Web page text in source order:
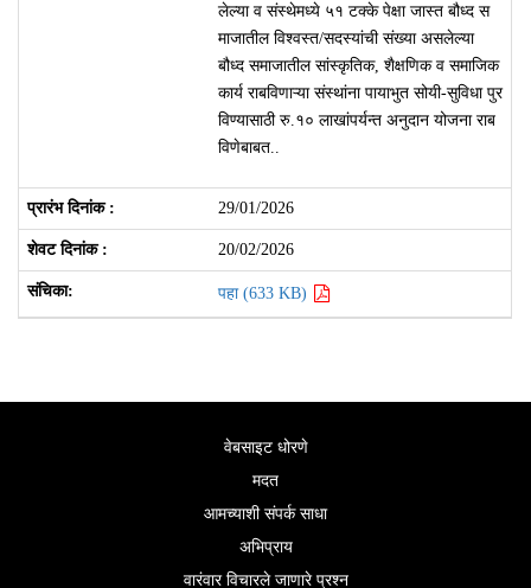
लेल्या व संस्थेमध्ये ५१ टक्के पेक्षा जास्त बौध्द स
माजातील विश्वस्त/सदस्यांची संख्या असलेल्या
बौध्द समाजातील सांस्कृतिक, शैक्षणिक व समाजिक
कार्य राबविणाऱ्या संस्थांना पायाभुत सोयी-सुविधा पुर
विण्यासाठी रु.१० लाखांपर्यन्त अनुदान योजना राब
विणेबाबत..
29/01/2026
20/02/2026
पहा (633 KB)
वेबसाइट धोरणे
मदत
आमच्याशी संपर्क साधा
अभिप्राय
वारंवार विचारले जाणारे प्रश्न